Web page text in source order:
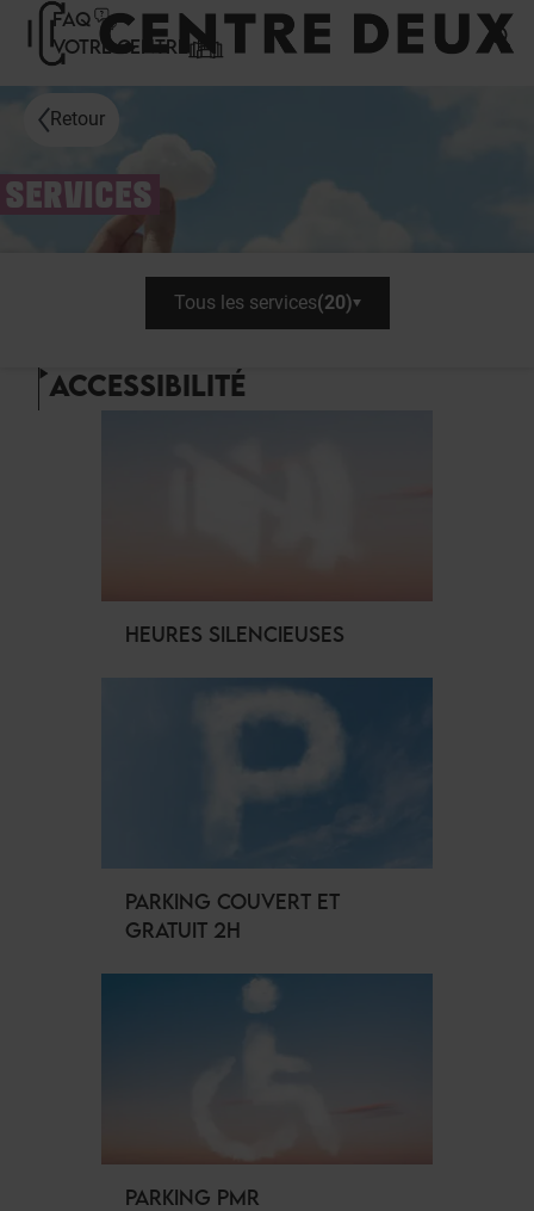
FAQ
VOTRE CENTRE
Retour
SERVICES
Tous les services(20)
ACCESSIBILITÉ
HEURES SILENCIEUSES
PARKING COUVERT ET
GRATUIT 2H
PARKING PMR
Panneau de gestion des cookies